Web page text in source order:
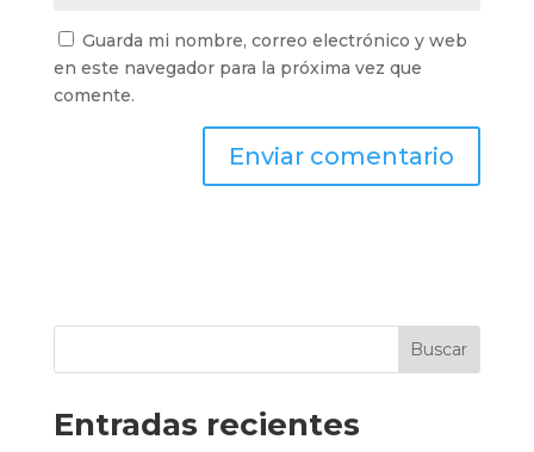
Guarda mi nombre, correo electrónico y web
en este navegador para la próxima vez que
comente.
Buscar
Entradas recientes